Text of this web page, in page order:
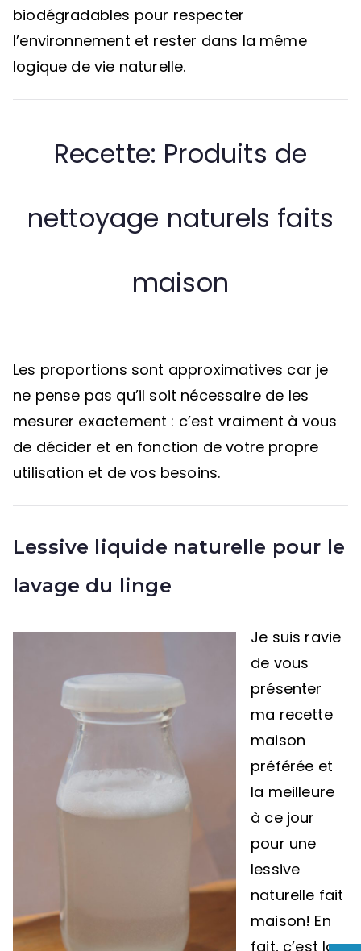
biodégradables pour respecter
l’environnement et rester dans la même
logique de vie naturelle.
Recette: Produits de
nettoyage naturels faits
maison
Les proportions sont approximatives car je
ne pense pas qu’il soit nécessaire de les
mesurer exactement : c’est vraiment à vous
de décider et en fonction de votre propre
utilisation et de vos besoins.
Lessive liquide naturelle pour le
lavage du linge
Je suis ravie
de vous
présenter
ma recette
maison
préférée et
la meilleure
à ce jour
pour une
lessive
naturelle fait
maison! En
fait, c’est la